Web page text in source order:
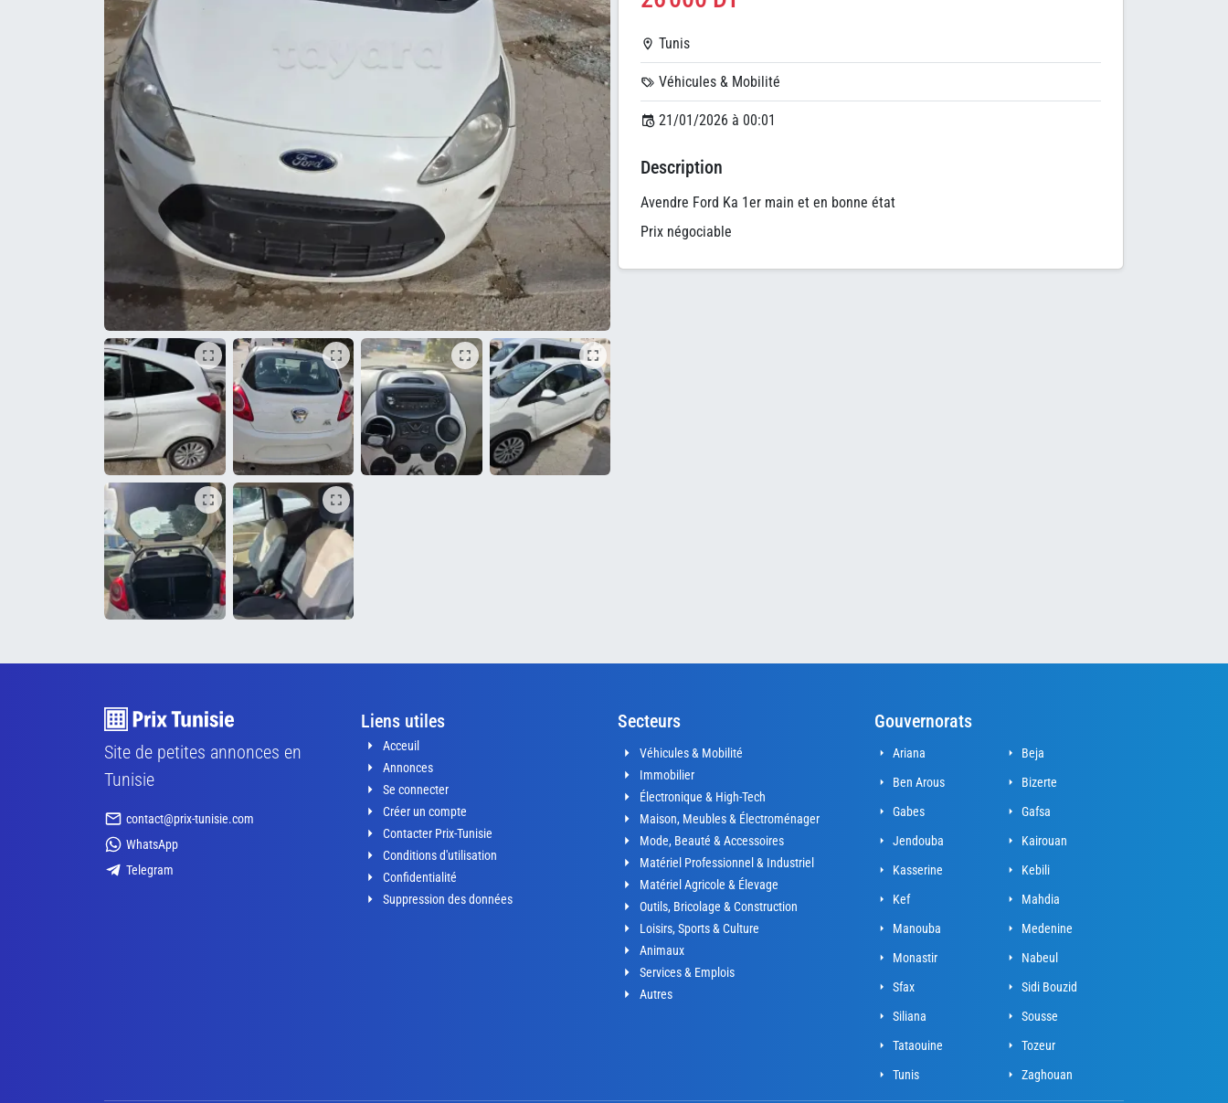
Tunis
Véhicules & Mobilité
21/01/2026 à 00:01
Description
Avendre Ford Ka 1er main et en bonne état
Prix négociable
Site de petites annonces en
Tunisie
contact@prix-tunisie.com
WhatsApp
Telegram
Liens utiles
Acceuil
Annonces
Se connecter
Créer un compte
Contacter Prix-Tunisie
Conditions d'utilisation
Confidentialité
Suppression des données
Secteurs
Véhicules & Mobilité
Immobilier
Électronique & High-Tech
Maison, Meubles & Électroménager
Mode, Beauté & Accessoires
Matériel Professionnel & Industriel
Matériel Agricole & Élevage
Outils, Bricolage & Construction
Loisirs, Sports & Culture
Animaux
Services & Emplois
Autres
Gouvernorats
Ariana
Beja
Ben Arous
Bizerte
Gabes
Gafsa
Jendouba
Kairouan
Kasserine
Kebili
Kef
Mahdia
Manouba
Medenine
Monastir
Nabeul
Sfax
Sidi Bouzid
Siliana
Sousse
Tataouine
Tozeur
Tunis
Zaghouan